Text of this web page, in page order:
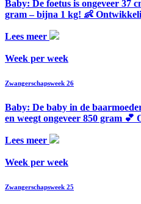
Baby: De foetus is ongeveer 37
gram – bijna 1 kg! 👶
Lees meer
Week per week
Zwangerschapsweek 26
Baby: De baby in de
en weegt ongeveer 850 gram
Lees meer
Week per week
Zwangerschapsweek 25